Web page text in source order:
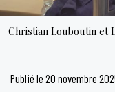
Christian Louboutin et
Publié le 20 novembre